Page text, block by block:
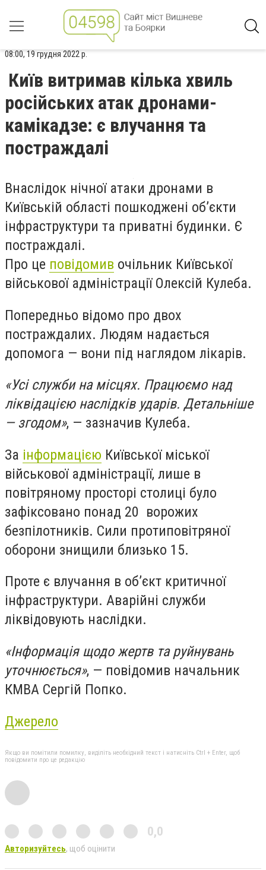
08:00, 19 грудня 2022 р.
Київ витримав кілька хвиль
російських атак дронами-
камікадзе: є влучання та
постраждалі
Внаслідок нічної атаки дронами в
Київській області пошкоджені об’єкти
інфраструктури та приватні будинки. Є
постраждалі.
Про це повідомив очільник Київської
військової адміністрації Олексій Кулеба.
Попередньо відомо про двох
постраждалих. Людям надається
допомога — вони під наглядом лікарів.
«Усі служби на місцях. Працюємо над
ліквідацією наслідків ударів. Детальніше
— згодом», — зазначив Кулеба.
За інформацією Київської міської
військової адміністрації, лише в
повітряному просторі столиці було
зафіксовано понад 20 ворожих
безпілотників. Сили протиповітряної
оборони знищили близько 15.
Проте є влучання в об’єкт критичної
інфраструктури. Аварійні служби
ліквідовують наслідки.
«Інформація щодо жертв та руйнувань
уточнюється», — повідомив начальник
КМВА Сергій Попко.
Джерело
Якщо ви помітили помилку, виділіть необхідний текст і натисніть Ctrl + Enter, щоб
повідомити про це редакцію
0,0
Авторизуйтесь, щоб оцінити